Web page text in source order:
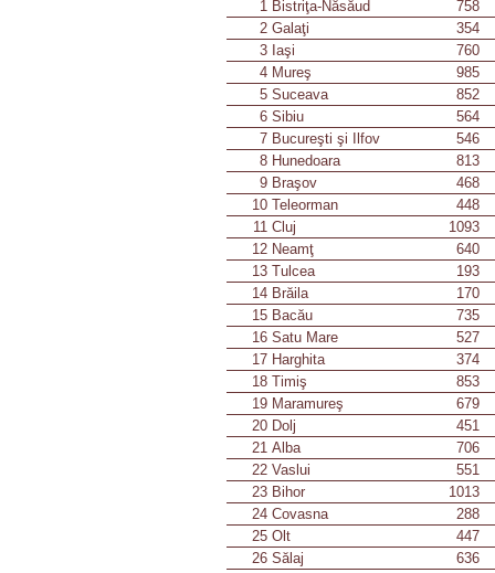
1 Bistriţa-Năsăud
758
2 Galaţi
354
3 Iaşi
760
4 Mureş
985
5 Suceava
852
6 Sibiu
564
7 Bucureşti şi Ilfov
546
8 Hunedoara
813
9 Braşov
468
10 Teleorman
448
11 Cluj
1093
12 Neamţ
640
13 Tulcea
193
14 Brăila
170
15 Bacău
735
16 Satu Mare
527
17 Harghita
374
18 Timiş
853
19 Maramureş
679
20 Dolj
451
21 Alba
706
22 Vaslui
551
23 Bihor
1013
24 Covasna
288
25 Olt
447
26 Sălaj
636